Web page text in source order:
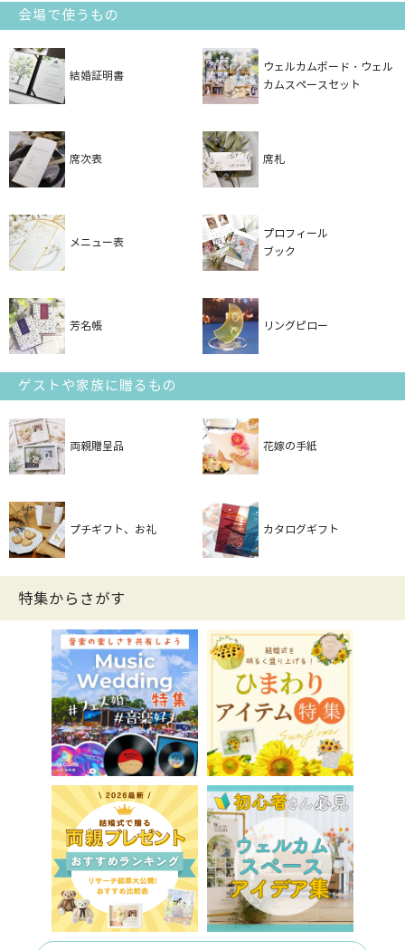
会場で使うもの
結婚証明書
ウェルカムボード・ウェル
カムスペースセット
席次表 席札
メニュー表
プロフィール
ブック
芳名帳 リングピロー
ゲストや家族に贈るもの
両親贈呈品 花嫁の手紙
プチギフト、お礼 カタログギフト
特集からさがす